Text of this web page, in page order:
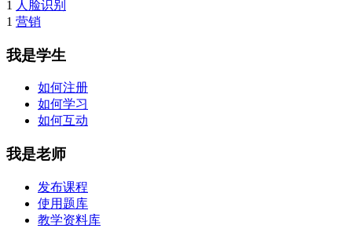
1 人脸识别
1 营销
我是学生
如何注册
如何学习
如何互动
我是老师
发布课程
使用题库
教学资料库